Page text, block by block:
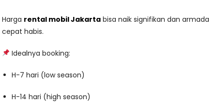
Harga rental mobil Jakarta bisa naik signifikan dan armada
cepat habis.
Idealnya booking:
H-7 hari (low season)
H-14 hari (high season)